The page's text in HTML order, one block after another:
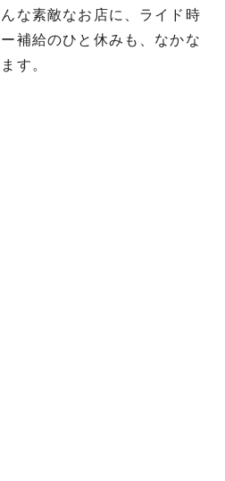
な素敵なお店に、ライド時
補給のひと休みも、なかな
す。